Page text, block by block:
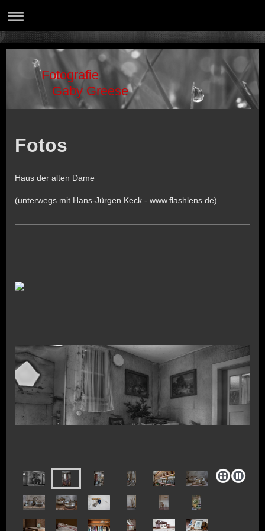
Fotografie
Gaby Greese
Fotos
Haus der alten Dame
(unterwegs mit Hans-Jürgen Keck - www.flashlens.de)